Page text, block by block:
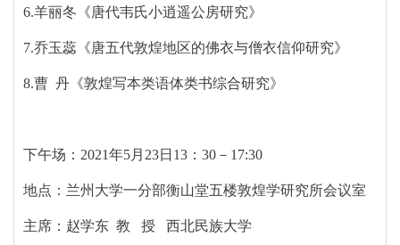
6.羊丽冬《唐代韦氏小逍遥公房研究》
7.乔玉蕊《唐五代敦煌地区的佛衣与僧衣信仰研究》
8.曹 丹《敦煌写本类语体类书综合研究》
下午场：2021年5月23日13：30－17:30
地点：兰州大学一分部衡山堂五楼敦煌学研究所会议室
主席：赵学东 教 授 西北民族大学